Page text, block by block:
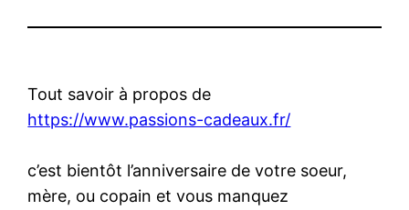
Tout savoir à propos de
https://www.passions-cadeaux.fr/
c’est bientôt l’anniversaire de votre soeur,
mère, ou copain et vous manquez